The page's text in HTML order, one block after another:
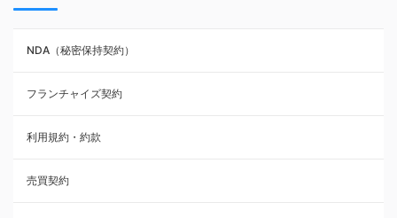
NDA（秘密保持契約）
業務委託契約
利用規約・約款
覚書・合意書・同意書
承諾書
NDA（秘密保持契約）
フランチャイズ契約
利用規約・約款
売買契約